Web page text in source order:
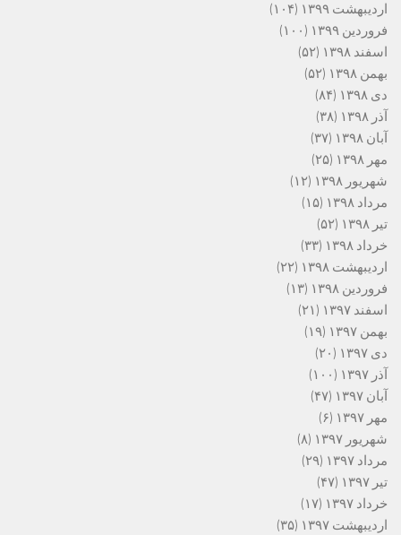
اردیبهشت ۱۳۹۹
(۱۰۴)
فروردین ۱۳۹۹
(۱۰۰)
اسفند ۱۳۹۸
(۵۲)
بهمن ۱۳۹۸
(۵۲)
دی ۱۳۹۸
(۸۴)
آذر ۱۳۹۸
(۳۸)
آبان ۱۳۹۸
(۳۷)
مهر ۱۳۹۸
(۲۵)
شهریور ۱۳۹۸
(۱۲)
مرداد ۱۳۹۸
(۱۵)
تیر ۱۳۹۸
(۵۲)
خرداد ۱۳۹۸
(۳۳)
اردیبهشت ۱۳۹۸
(۲۲)
فروردین ۱۳۹۸
(۱۳)
اسفند ۱۳۹۷
(۲۱)
بهمن ۱۳۹۷
(۱۹)
دی ۱۳۹۷
(۲۰)
آذر ۱۳۹۷
(۱۰۰)
آبان ۱۳۹۷
(۴۷)
مهر ۱۳۹۷
(۶)
شهریور ۱۳۹۷
(۸)
مرداد ۱۳۹۷
(۲۹)
تیر ۱۳۹۷
(۴۷)
خرداد ۱۳۹۷
(۱۷)
اردیبهشت ۱۳۹۷
(۳۵)